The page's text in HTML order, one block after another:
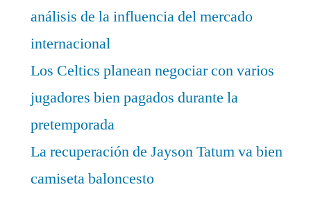
análisis de la influencia del mercado
internacional
Los Celtics planean negociar con varios
jugadores bien pagados durante la
pretemporada
La recuperación de Jayson Tatum va bien
camiseta baloncesto